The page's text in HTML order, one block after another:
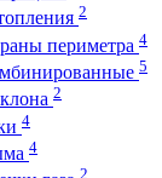
2
периметра 4
5
2
4
4
2